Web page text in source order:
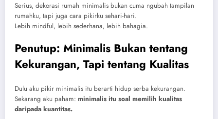
Serius, dekorasi rumah minimalis bukan cuma ngubah tampilan
rumahku, tapi juga cara pikirku sehari-hari.
Lebih mindful, lebih sederhana, lebih bahagia.
Penutup: Minimalis Bukan tentang
Kekurangan, Tapi tentang Kualitas
Dulu aku pikir minimalis itu berarti hidup serba kekurangan.
Sekarang aku paham: minimalis itu soal memilih kualitas
daripada kuantitas.